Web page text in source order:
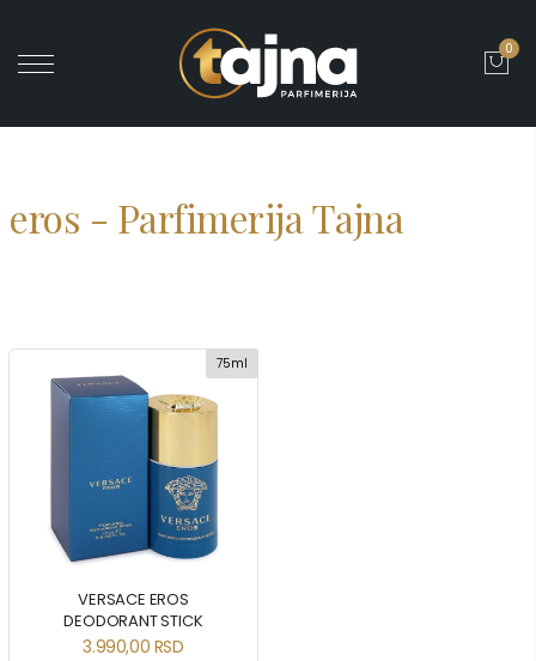
0
eros - Parfimerija Tajna
75ml
VERSACE EROS
DEODORANT STICK
3.990,00 RSD